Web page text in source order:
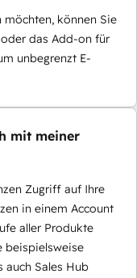
möchten, können Sie
das Add-on für
unbegrenzt E-
mit meiner
Zugriff auf Ihre
in einem Account
aller Produkte
beispielsweise
auch Sales Hub